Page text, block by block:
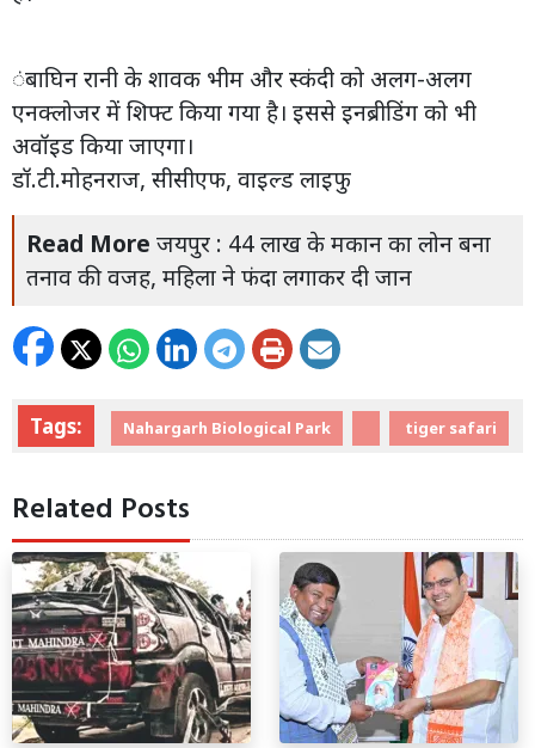
ंबाघिन रानी के शावक भीम और स्कंदी को अलग-अलग
एनक्लोजर में शिफ्ट किया गया है। इससे इनब्रीडिंग को भी
अवॉइड किया जाएगा।
डॉ.टी.मोहनराज, सीसीएफ, वाइल्ड लाइफु
Read More जयपुर : 44 लाख के मकान का लोन बना
तनाव की वजह, महिला ने फंदा लगाकर दी जान
Tags: Nahargarh Biological Park tiger safari
Related Posts